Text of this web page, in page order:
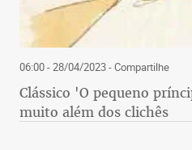
06:00 - 28/04/2023- Compartilhe
Clássico 'O pequeno
muito além dos clichês